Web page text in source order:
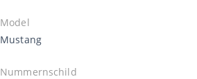
Model
Mustang
Nummernschild